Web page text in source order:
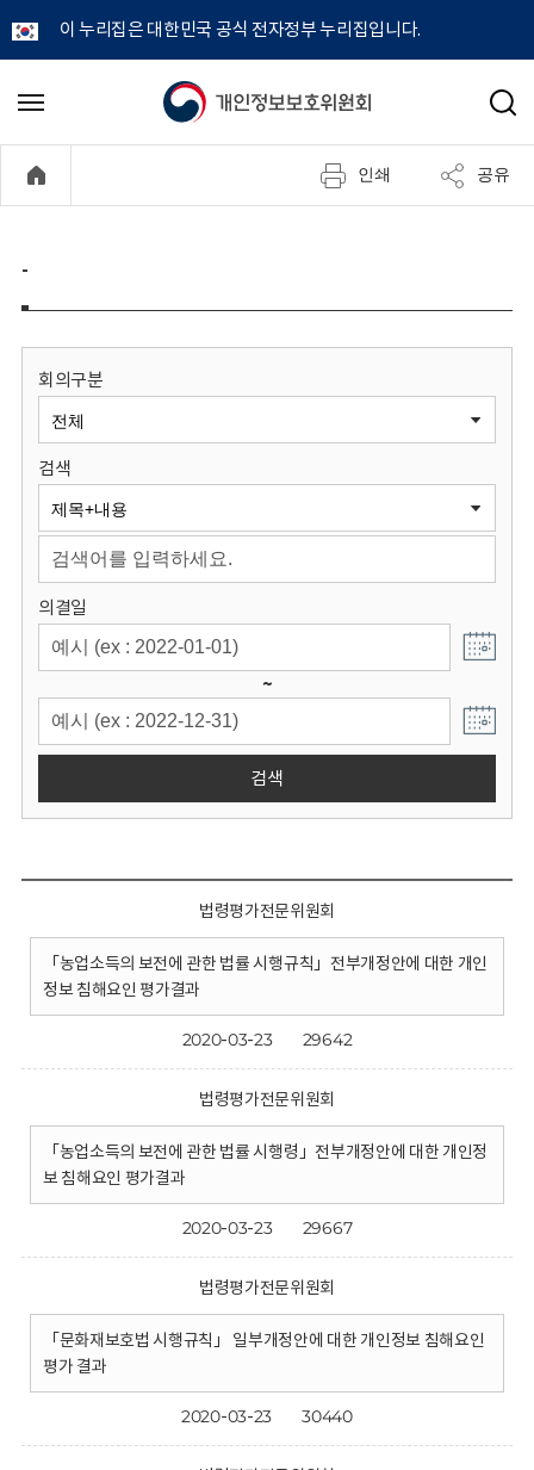
이 누리집은 대한민국 공식 전자정부 누리집입니다.
개
정
보
원
회
메
기
검
인쇄 공유
-
회의구분
검색
의결일
~
검색
법령평가전문위원회
「농업소득의 보전에 관한 법률 시행규칙」전부개정안에 대한 개인
정보 침해요인 평가결과
2020-03-23 29642
법령평가전문위원회
「농업소득의 보전에 관한 법률 시행령」전부개정안에 대한 개인정
보 침해요인 평가결과
2020-03-23 29667
법령평가전문위원회
「문화재보호법 시행규칙」 일부개정안에 대한 개인정보 침해요인
평가 결과
2020-03-23 30440